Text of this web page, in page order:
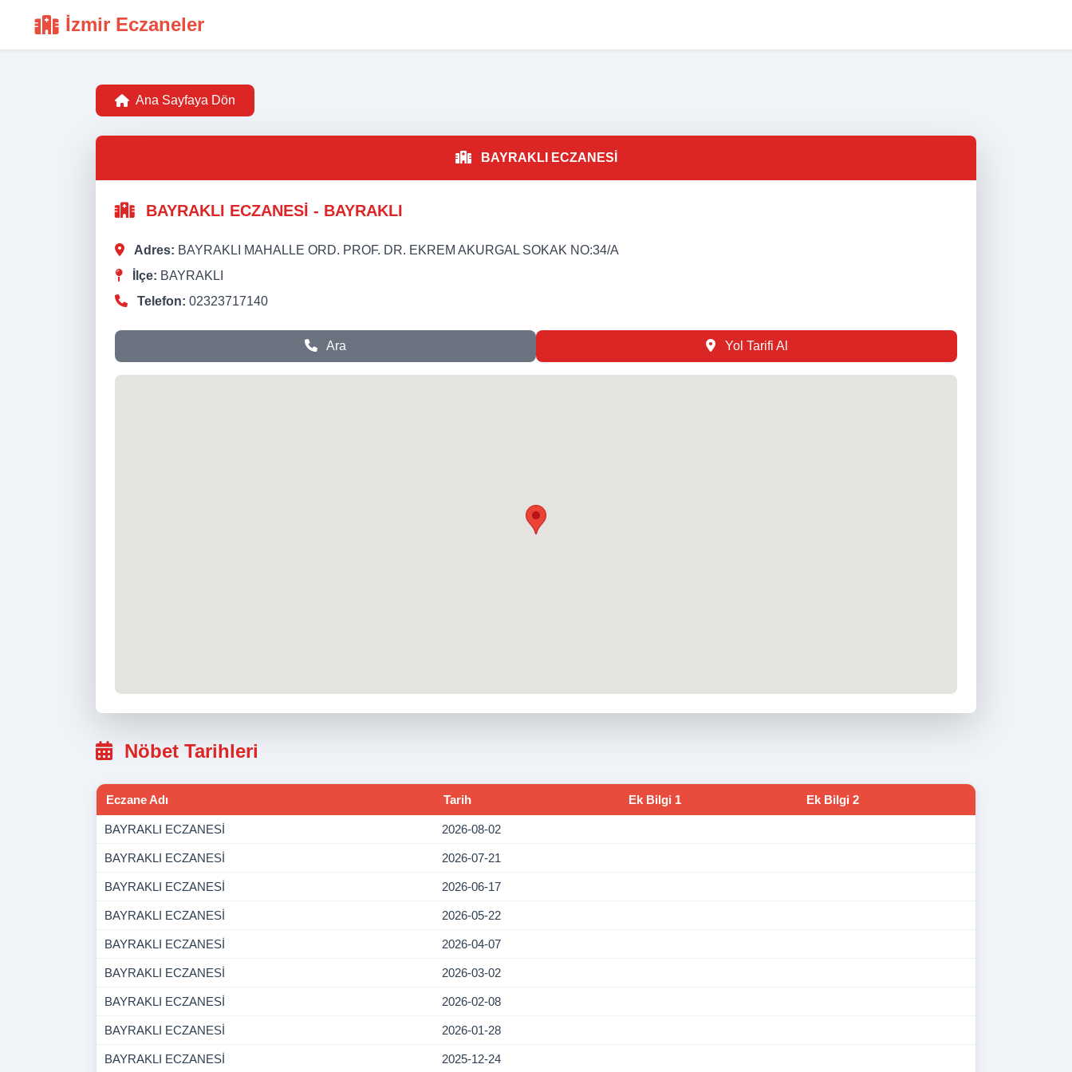
İzmir Eczaneler
Ana Sayfaya Dön
BAYRAKLI ECZANESİ
BAYRAKLI ECZANESİ - BAYRAKLI
Adres: BAYRAKLI MAHALLE ORD. PROF. DR. EKREM AKURGAL SOKAK NO:34/A
İlçe: BAYRAKLI
Telefon: 02323717140
Ara Yol Tarifi Al
Nöbet Tarihleri
Eczane Adı Tarih Ek Bilgi 1 Ek Bilgi 2
BAYRAKLI ECZANESİ 2026-08-02
BAYRAKLI ECZANESİ 2026-07-21
BAYRAKLI ECZANESİ 2026-06-17
BAYRAKLI ECZANESİ 2026-05-22
BAYRAKLI ECZANESİ 2026-04-07
BAYRAKLI ECZANESİ 2026-03-02
BAYRAKLI ECZANESİ 2026-02-08
BAYRAKLI ECZANESİ 2026-01-28
BAYRAKLI ECZANESİ 2025-12-24